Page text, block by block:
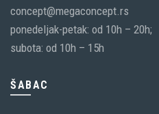
concept@megaconcept.rs
ponedeljak-petak: od 10h – 20h;
subota: od 10h – 15h
ŠABAC